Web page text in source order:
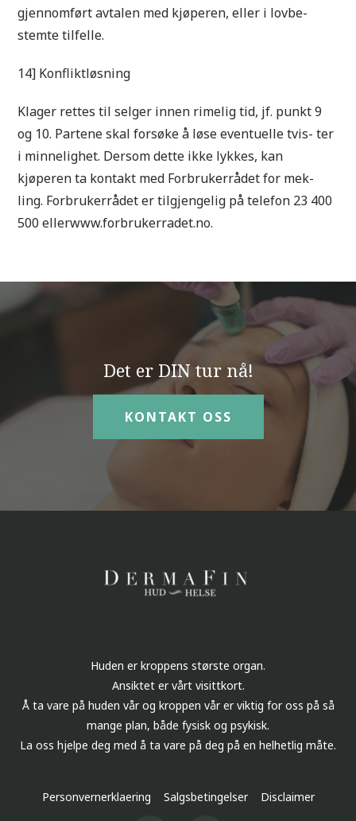
gjennomført avtalen med kjøperen, eller i lovbe-
stemte tilfelle.
14] Konfliktløsning
Klager rettes til selger innen rimelig tid, jf. punkt 9
og 10. Partene skal forsøke å løse eventuelle tvis- ter
i minnelighet. Dersom dette ikke lykkes, kan
kjøperen ta kontakt med Forbrukerrådet for mek-
ling. Forbrukerrådet er tilgjengelig på telefon 23 400
500 ellerwww.forbrukerradet.no.
Det er DIN tur nå!
KONTAKT OSS
Huden er kroppens største organ.
Ansiktet er vårt visittkort.
Å ta vare på huden vår og kroppen vår er viktig for oss på så
mange plan, både fysisk og psykisk.
La oss hjelpe deg med å ta vare på deg på en helhetlig måte.
Personvernerklaering Salgsbetingelser Disclaimer